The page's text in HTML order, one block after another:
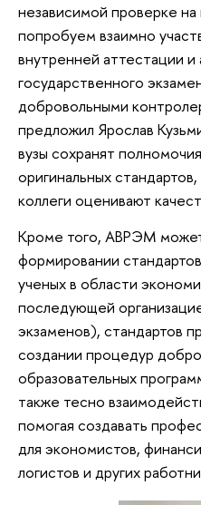
независимой проверке
попробуем взаимно
внутренней аттестации
государственного
добровольными
предложил Ярослав
вузы сохранят
оригинальных
коллеги оценивают
Кроме того, АВРЭМ может
формировании
ученых в области
последующей
экзаменов), стандартов
создании процедур
образовательных
также тесно
помогая создавать
для экономистов,
логистов и других